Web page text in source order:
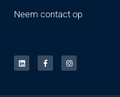
Neem contact op